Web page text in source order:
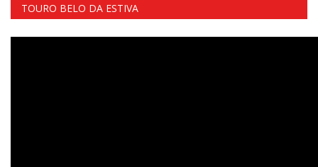
TOURO BELO DA ESTIVA